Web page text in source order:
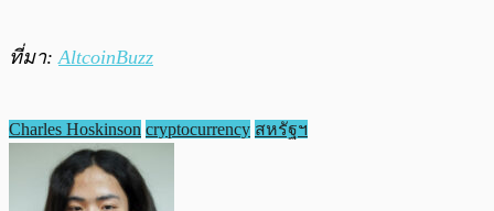
ที่มา:AltcoinBuzz
Charles Hoskinson cryptocurrency สหรัฐฯ